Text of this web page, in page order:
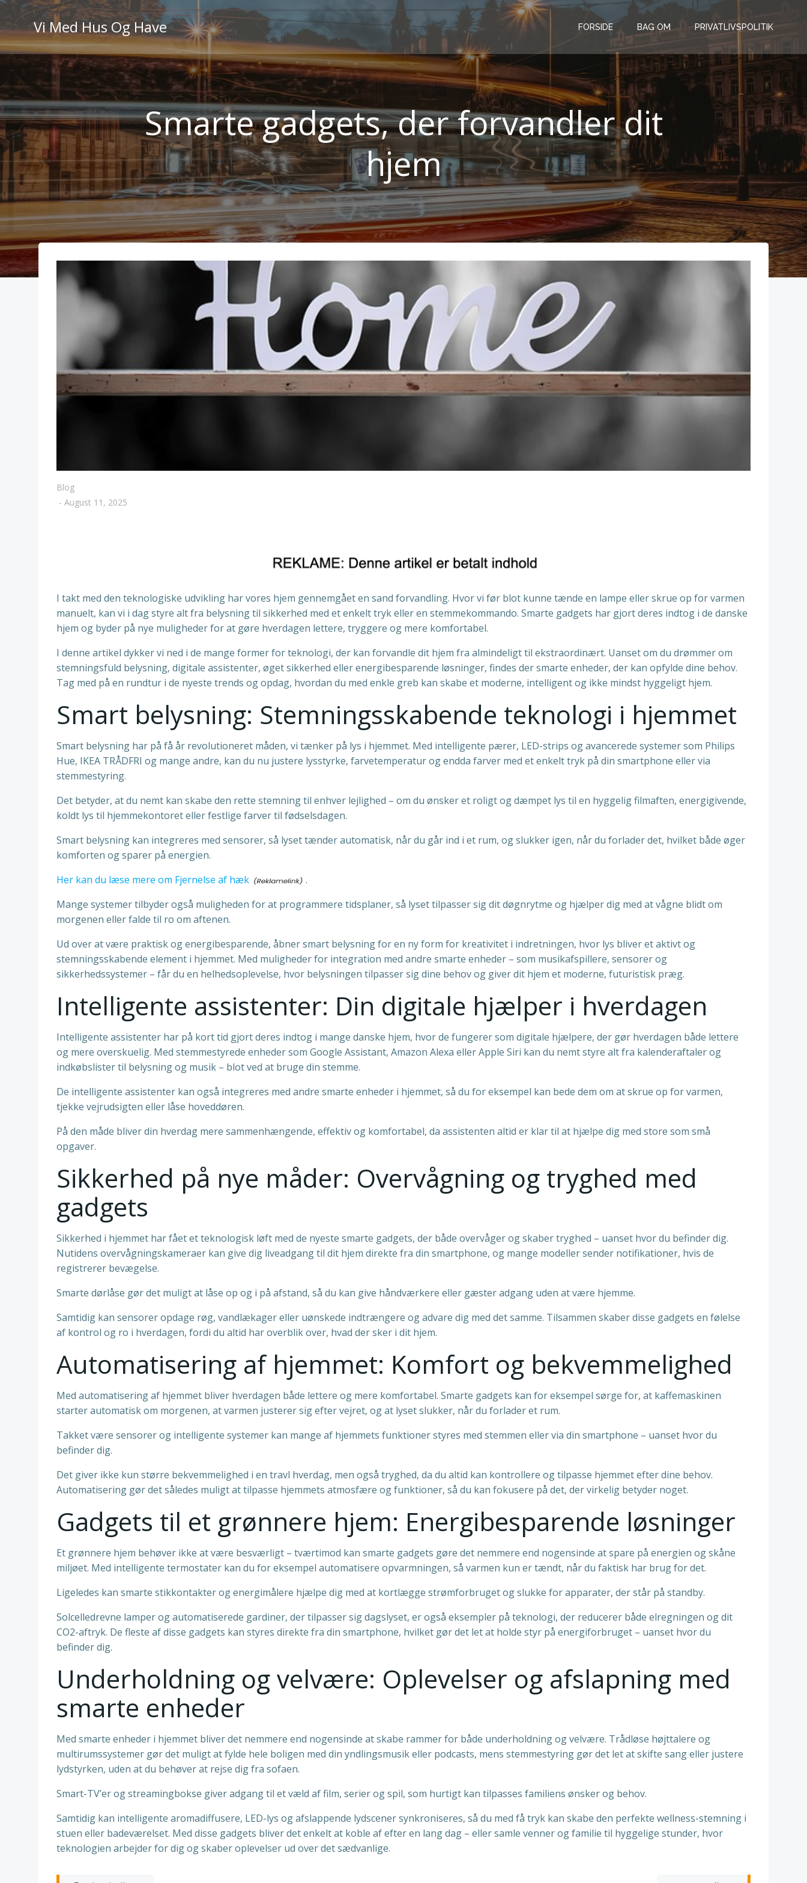
Videre
indholdVi Med Hus Og Have FORSIDE BAG OM PRIVATLIVSPOLITIK
Smarte gadgets, der forvandler dit
hjem
Blog
- August 11, 2025
I takt med den teknologiske udvikling har vores hjem gennemgået en sand forvandling. Hvor vi før blot kunne tænde en lampe eller skrue op for varmen
manuelt, kan vi i dag styre alt fra belysning til sikkerhed med et enkelt tryk eller en stemmekommando. Smarte gadgets har gjort deres indtog i de danske
hjem og byder på nye muligheder for at gøre hverdagen lettere, tryggere og mere komfortabel.
I denne artikel dykker vi ned i de mange former for teknologi, der kan forvandle dit hjem fra almindeligt til ekstraordinært. Uanset om du drømmer om
stemningsfuld belysning, digitale assistenter, øget sikkerhed eller energibesparende løsninger, findes der smarte enheder, der kan opfylde dine behov.
Tag med på en rundtur i de nyeste trends og opdag, hvordan du med enkle greb kan skabe et moderne, intelligent og ikke mindst hyggeligt hjem.
Smart belysning: Stemningsskabende teknologi i hjemmet
Smart belysning har på få år revolutioneret måden, vi tænker på lys i hjemmet. Med intelligente pærer, LED-strips og avancerede systemer som Philips
Hue, IKEA TRÅDFRI og mange andre, kan du nu justere lysstyrke, farvetemperatur og endda farver med et enkelt tryk på din smartphone eller via
stemmestyring.
Det betyder, at du nemt kan skabe den rette stemning til enhver lejlighed – om du ønsker et roligt og dæmpet lys til en hyggelig filmaften, energigivende,
koldt lys til hjemmekontoret eller festlige farver til fødselsdagen.
Smart belysning kan integreres med sensorer, så lyset tænder automatisk, når du går ind i et rum, og slukker igen, når du forlader det, hvilket både øger
komforten og sparer på energien.
Her kan du læse mere om Fjernelse af hæk
.
Mange systemer tilbyder også muligheden for at programmere tidsplaner, så lyset tilpasser sig dit døgnrytme og hjælper dig med at vågne blidt om
morgenen eller falde til ro om aftenen.
Ud over at være praktisk og energibesparende, åbner smart belysning for en ny form for kreativitet i indretningen, hvor lys bliver et aktivt og
stemningsskabende element i hjemmet. Med muligheder for integration med andre smarte enheder – som musikafspillere, sensorer og
sikkerhedssystemer – får du en helhedsoplevelse, hvor belysningen tilpasser sig dine behov og giver dit hjem et moderne, futuristisk præg.
Intelligente assistenter: Din digitale hjælper i hverdagen
Intelligente assistenter har på kort tid gjort deres indtog i mange danske hjem, hvor de fungerer som digitale hjælpere, der gør hverdagen både lettere
og mere overskuelig. Med stemmestyrede enheder som Google Assistant, Amazon Alexa eller Apple Siri kan du nemt styre alt fra kalenderaftaler og
indkøbslister til belysning og musik – blot ved at bruge din stemme.
De intelligente assistenter kan også integreres med andre smarte enheder i hjemmet, så du for eksempel kan bede dem om at skrue op for varmen,
tjekke vejrudsigten eller låse hoveddøren.
På den måde bliver din hverdag mere sammenhængende, effektiv og komfortabel, da assistenten altid er klar til at hjælpe dig med store som små
opgaver.
Sikkerhed på nye måder: Overvågning og tryghed med
gadgets
Sikkerhed i hjemmet har fået et teknologisk løft med de nyeste smarte gadgets, der både overvåger og skaber tryghed – uanset hvor du befinder dig.
Nutidens overvågningskameraer kan give dig liveadgang til dit hjem direkte fra din smartphone, og mange modeller sender notifikationer, hvis de
registrerer bevægelse.
Smarte dørlåse gør det muligt at låse op og i på afstand, så du kan give håndværkere eller gæster adgang uden at være hjemme.
Samtidig kan sensorer opdage røg, vandlækager eller uønskede indtrængere og advare dig med det samme. Tilsammen skaber disse gadgets en følelse
af kontrol og ro i hverdagen, fordi du altid har overblik over, hvad der sker i dit hjem.
Automatisering af hjemmet: Komfort og bekvemmelighed
Med automatisering af hjemmet bliver hverdagen både lettere og mere komfortabel. Smarte gadgets kan for eksempel sørge for, at kaffemaskinen
starter automatisk om morgenen, at varmen justerer sig efter vejret, og at lyset slukker, når du forlader et rum.
Takket være sensorer og intelligente systemer kan mange af hjemmets funktioner styres med stemmen eller via din smartphone – uanset hvor du
befinder dig.
Det giver ikke kun større bekvemmelighed i en travl hverdag, men også tryghed, da du altid kan kontrollere og tilpasse hjemmet efter dine behov.
Automatisering gør det således muligt at tilpasse hjemmets atmosfære og funktioner, så du kan fokusere på det, der virkelig betyder noget.
Gadgets til et grønnere hjem: Energibesparende løsninger
Et grønnere hjem behøver ikke at være besværligt – tværtimod kan smarte gadgets gøre det nemmere end nogensinde at spare på energien og skåne
miljøet. Med intelligente termostater kan du for eksempel automatisere opvarmningen, så varmen kun er tændt, når du faktisk har brug for det.
Ligeledes kan smarte stikkontakter og energimålere hjælpe dig med at kortlægge strømforbruget og slukke for apparater, der står på standby.
Solcelledrevne lamper og automatiserede gardiner, der tilpasser sig dagslyset, er også eksempler på teknologi, der reducerer både elregningen og dit
CO2-aftryk. De fleste af disse gadgets kan styres direkte fra din smartphone, hvilket gør det let at holde styr på energiforbruget – uanset hvor du
befinder dig.
Underholdning og velvære: Oplevelser og afslapning med
smarte enheder
Med smarte enheder i hjemmet bliver det nemmere end nogensinde at skabe rammer for både underholdning og velvære. Trådløse højttalere og
multirumssystemer gør det muligt at fylde hele boligen med din yndlingsmusik eller podcasts, mens stemmestyring gør det let at skifte sang eller justere
lydstyrken, uden at du behøver at rejse dig fra sofaen.
Smart-TV’er og streamingbokse giver adgang til et væld af film, serier og spil, som hurtigt kan tilpasses familiens ønsker og behov.
Samtidig kan intelligente aromadiffusere, LED-lys og afslappende lydscener synkroniseres, så du med få tryk kan skabe den perfekte wellness-stemning i
stuen eller badeværelset. Med disse gadgets bliver det enkelt at koble af efter en lang dag – eller samle venner og familie til hyggelige stunder, hvor
teknologien arbejder for dig og skaber oplevelser ud over det sædvanlige.